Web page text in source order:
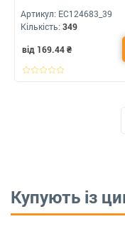
Артикул: ЕС124683_39
Кількість: 349
від 169.44₴
Купують із